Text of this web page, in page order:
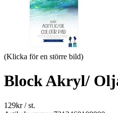
(Klicka för en större bild)
Block Akryl/
129kr/ st.